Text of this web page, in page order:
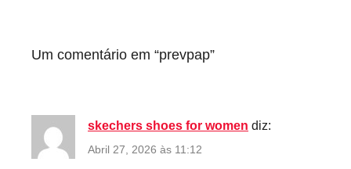
Um comentário em “prevpap”
skechers shoes for women diz:
Abril 27, 2026 às 11:12